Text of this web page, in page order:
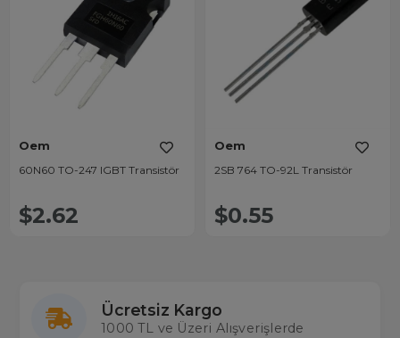
Oem
60N60 TO-247 IGBT Transistör
$2.62
Oem
2SB 764 TO-92L Transistör
$0.55
Ücretsiz Kargo
1000 TL ve Üzeri Alışverişlerde